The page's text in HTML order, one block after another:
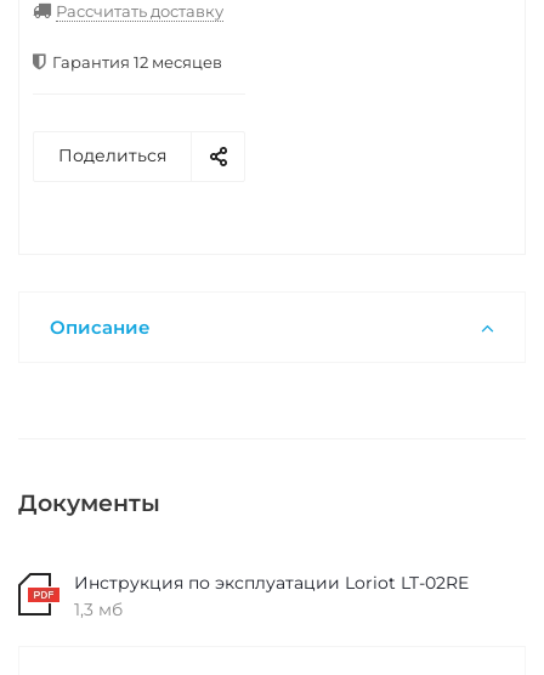
Рассчитать доставку
Гарантия 12 месяцев
Поделиться
Описание
Документы
Инструкция по эксплуатации Loriot LT-02RE
1,3 мб